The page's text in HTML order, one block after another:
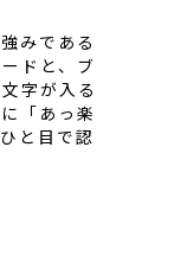
みである
ドと、ブ
字が入る
「あっ楽
と目で認